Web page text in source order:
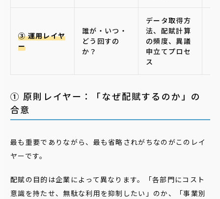
③ 運用レイヤ
ー
誰が・いつ・
どう回すの
か？
データ取得方
法、配賦計算
の頻度、異議
申立てプロセ
ス
① 原則レイヤー：「なぜ配賦するのか」の
合意
最も重要でありながら、最も省略されがちなのがこのレイ
ヤーです。
配賦の目的は企業によって異なります。「各部門にコスト
意識を持たせ、無駄な利用を抑制したい」のか、「事業別